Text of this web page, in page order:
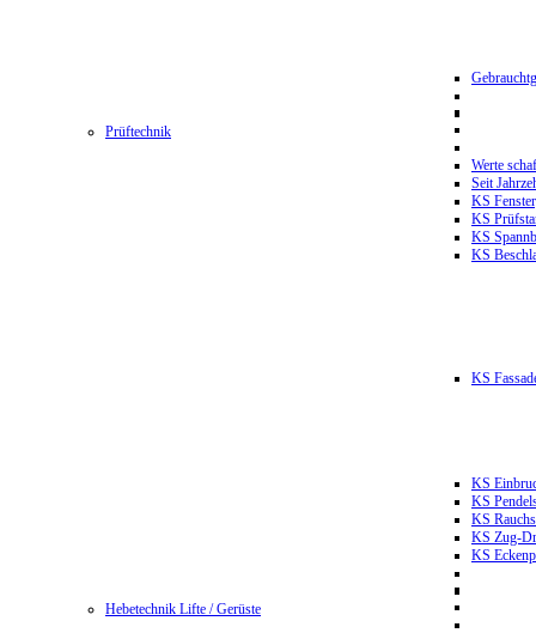
Prüftechnik
Werte
Seit
KS
KS
KS
KS
KS
KS
KS
KS
KS Zug-
KS
Hebetechnik Lifte / Gerüste